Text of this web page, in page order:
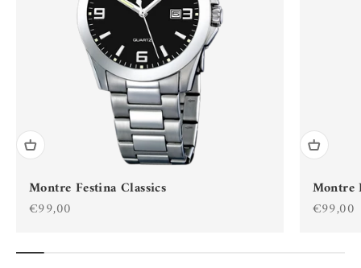
Montre Festina Classics
Prix de vente
€99,00
Montre
Prix de
€99,00